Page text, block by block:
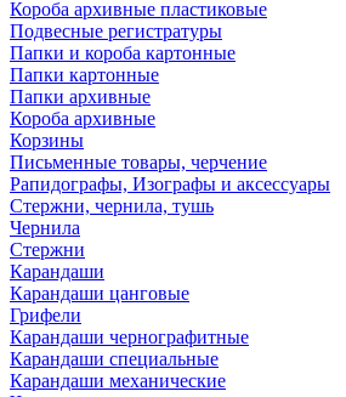
Короба архивные пластиковые
Подвесные регистратуры
Папки и короба картонные
Папки картонные
Папки архивные
Короба архивные
Корзины
Письменные товары, черчение
Рапидографы, Изографы и аксессуары
Стержни, чернила, тушь
Чернила
Стержни
Карандаши
Карандаши цанговые
Грифели
Карандаши чернографитные
Карандаши специальные
Карандаши механические